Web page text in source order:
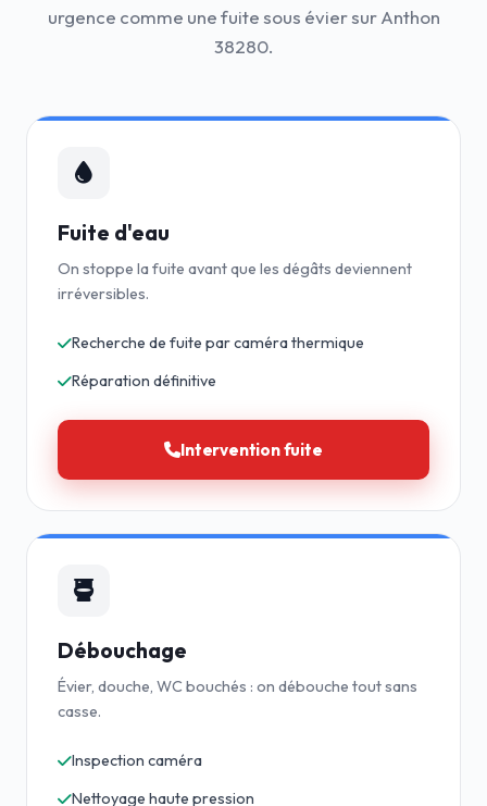
urgence comme une fuite sous évier sur Anthon
38280.
Fuite d'eau
On stoppe la fuite avant que les dégâts deviennent
irréversibles.
Recherche de fuite par caméra thermique
Réparation définitive
Intervention fuite
Débouchage
Évier, douche, WC bouchés : on débouche tout sans
casse.
Inspection caméra
Nettoyage haute pression